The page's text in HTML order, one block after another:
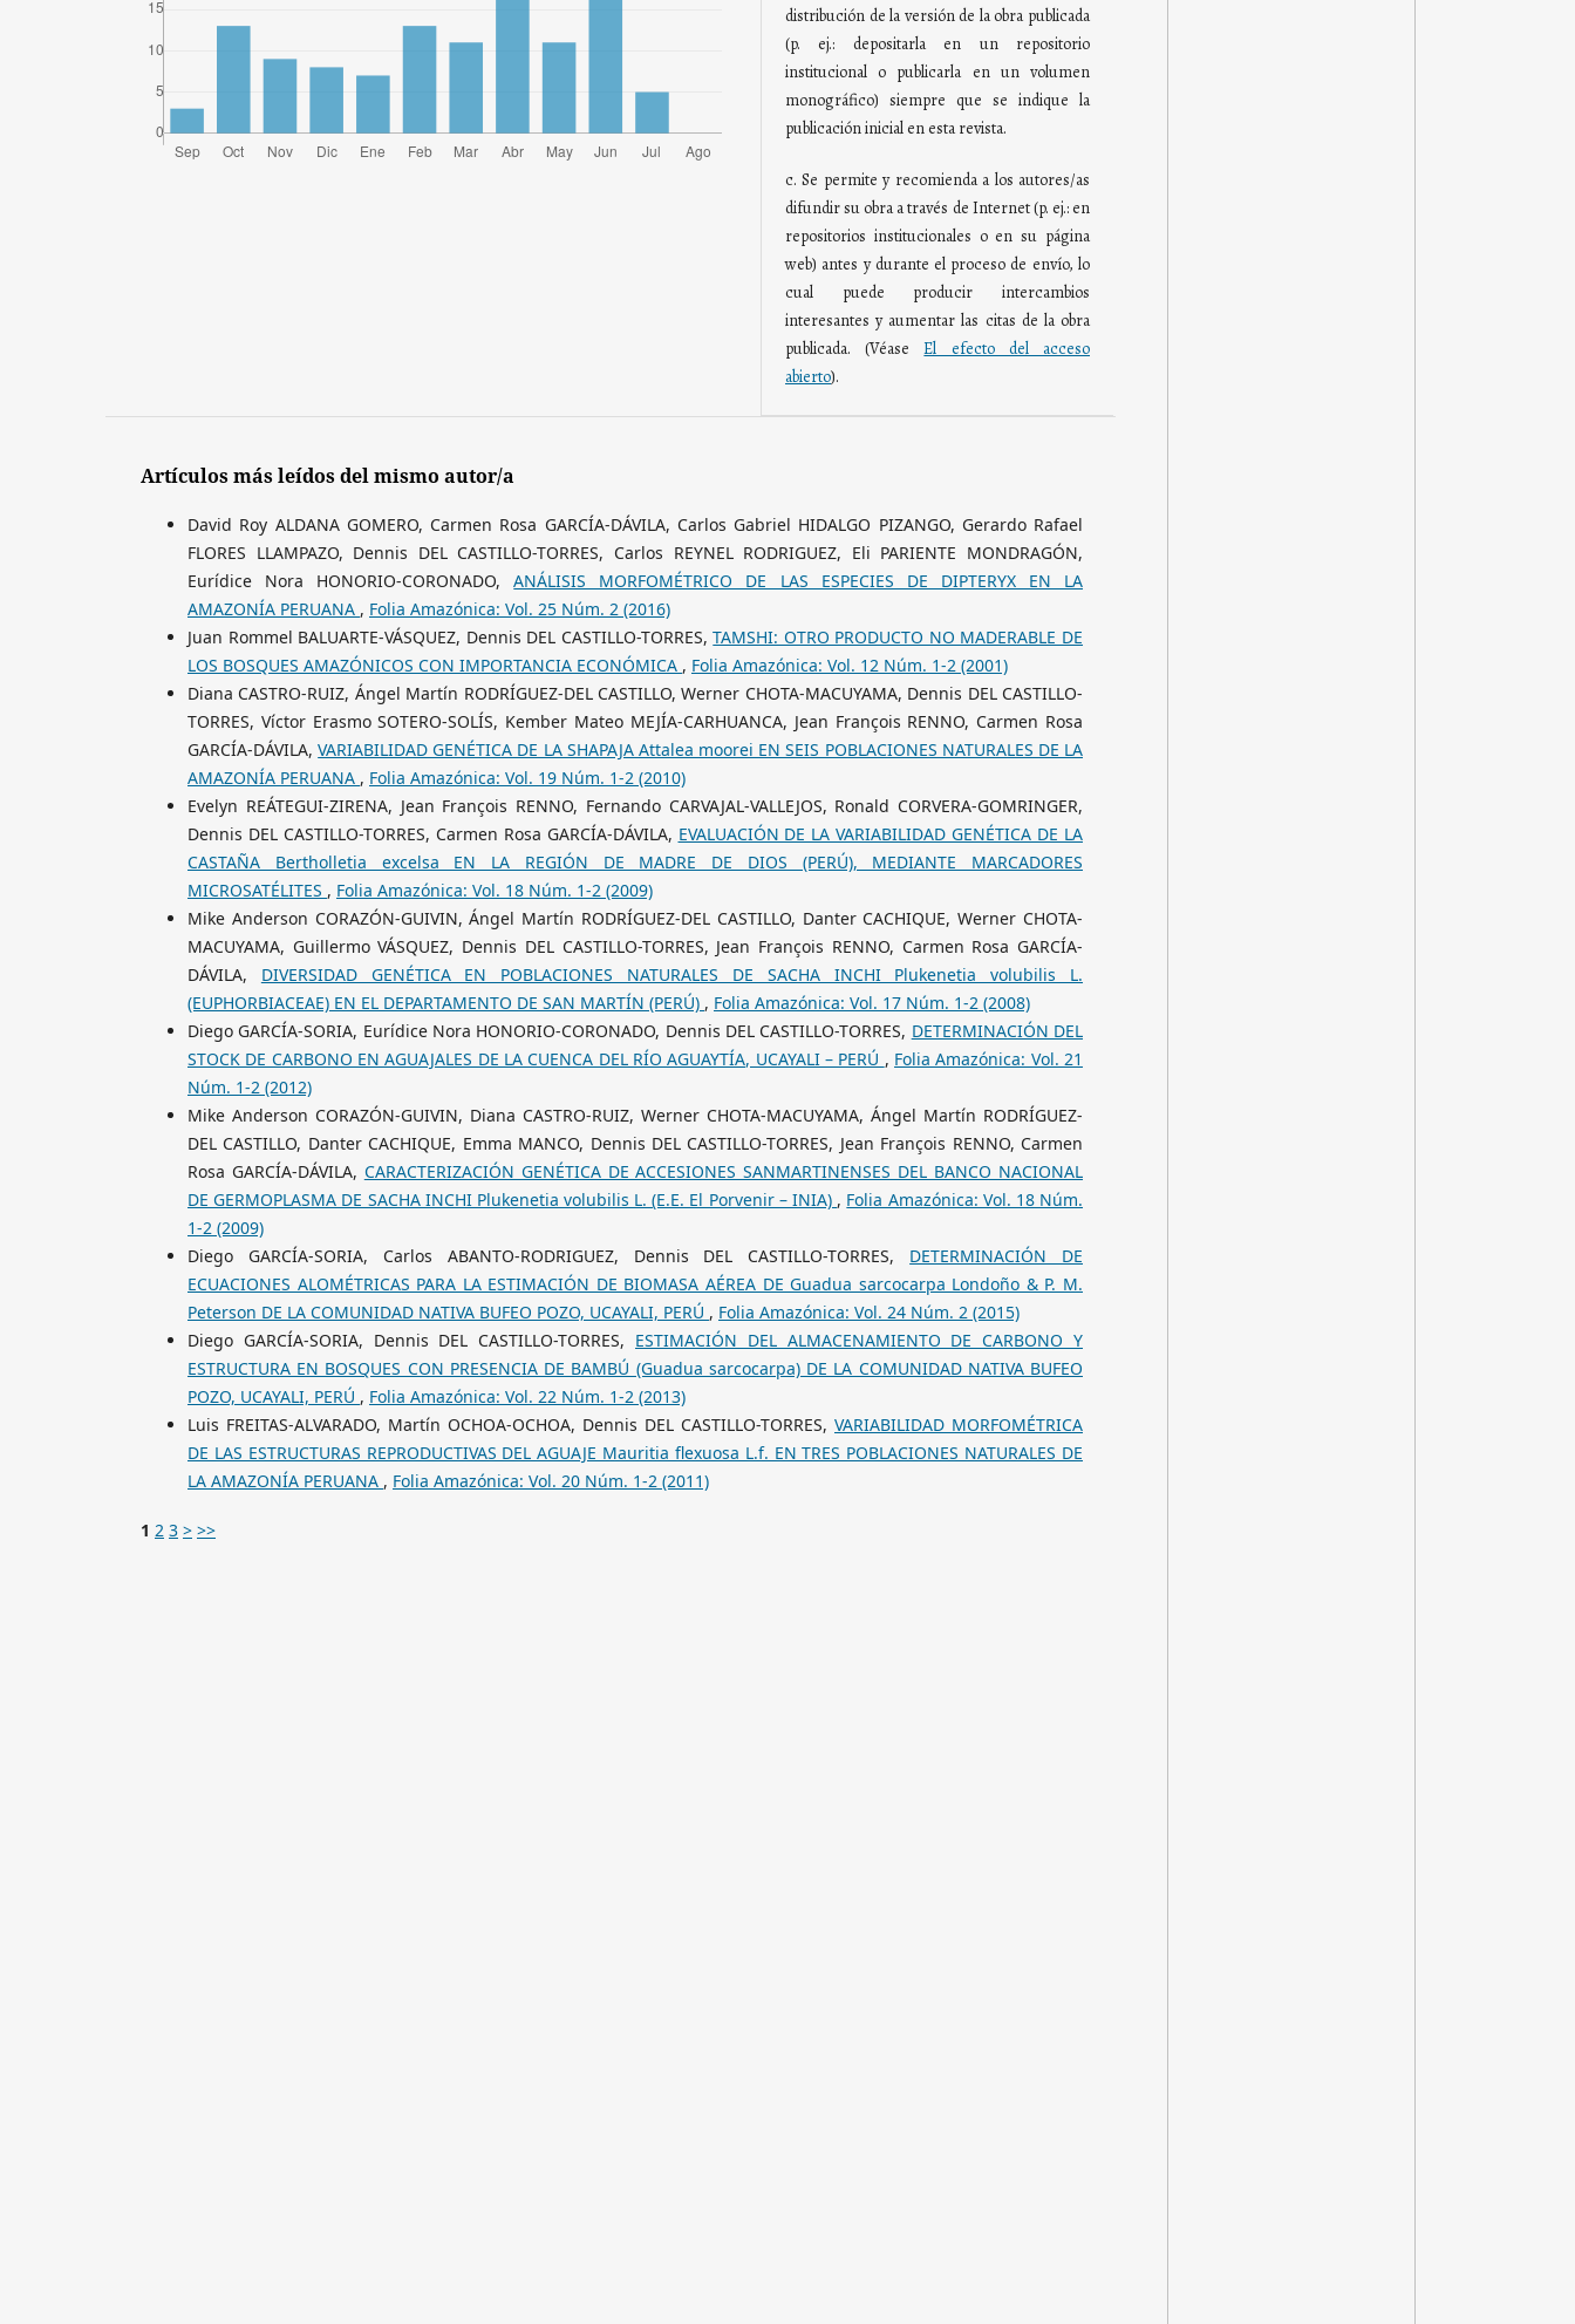
distribución de la versión de la obra publicada
(p. ej.: depositarla en un repositorio
institucional o publicarla en un volumen
monográfico) siempre que se indique la
publicación inicial en esta revista.
c. Se permite y recomienda a los autores/as
difundir su obra a través de Internet (p. ej.: en
repositorios institucionales o en su página
web) antes y durante el proceso de envío, lo
cual puede producir intercambios
interesantes y aumentar las citas de la obra
publicada. (VéaseEl efecto del acceso
abierto).
Artículos más leídos del mismo autor/a
David Roy ALDANA GOMERO, Carmen Rosa GARCÍA-DÁVILA, Carlos Gabriel HIDALGO PIZANGO, Gerardo Rafael
FLORES LLAMPAZO, Dennis DEL CASTILLO-TORRES, Carlos REYNEL RODRIGUEZ, Eli PARIENTE MONDRAGÓN,
Eurídice Nora HONORIO-CORONADO,ANÁLISIS MORFOMÉTRICO DE LAS ESPECIES DE DIPTERYX EN LA
AMAZONÍA PERUANA , Folia Amazónica: Vol. 25 Núm. 2 (2016)
Juan Rommel BALUARTE-VÁSQUEZ, Dennis DEL CASTILLO-TORRES,TAMSHI: OTRO PRODUCTO NO MADERABLE DE
LOS BOSQUES AMAZÓNICOS CON IMPORTANCIA ECONÓMICA , Folia Amazónica: Vol. 12 Núm. 1-2 (2001)
Diana CASTRO-RUIZ, Ángel Martín RODRÍGUEZ-DEL CASTILLO, Werner CHOTA-MACUYAMA, Dennis DEL CASTILLO-
TORRES, Víctor Erasmo SOTERO-SOLÍS, Kember Mateo MEJÍA-CARHUANCA, Jean François RENNO, Carmen Rosa
GARCÍA-DÁVILA,VARIABILIDAD GENÉTICA DE LA SHAPAJA Attalea moorei EN SEIS POBLACIONES NATURALES DE LA
AMAZONÍA PERUANA , Folia Amazónica: Vol. 19 Núm. 1-2 (2010)
Evelyn REÁTEGUI-ZIRENA, Jean François RENNO, Fernando CARVAJAL-VALLEJOS, Ronald CORVERA-GOMRINGER,
Dennis DEL CASTILLO-TORRES, Carmen Rosa GARCÍA-DÁVILA, EVALUACIÓN DE LA VARIABILIDAD GENÉTICA DE LA
CASTAÑA Bertholletia excelsa EN LA REGIÓN DE MADRE DE DIOS (PERÚ), MEDIANTE MARCADORES
MICROSATÉLITES , Folia Amazónica: Vol. 18 Núm. 1-2 (2009)
Mike Anderson CORAZÓN-GUIVIN, Ángel Martín RODRÍGUEZ-DEL CASTILLO, Danter CACHIQUE, Werner CHOTA-
MACUYAMA, Guillermo VÁSQUEZ, Dennis DEL CASTILLO-TORRES, Jean François RENNO, Carmen Rosa GARCÍA-
DÁVILA, DIVERSIDAD GENÉTICA EN POBLACIONES NATURALES DE SACHA INCHI Plukenetia volubilis L.
(EUPHORBIACEAE) EN EL DEPARTAMENTO DE SAN MARTÍN (PERÚ) , Folia Amazónica: Vol. 17 Núm. 1-2 (2008)
Diego GARCÍA-SORIA, Eurídice Nora HONORIO-CORONADO, Dennis DEL CASTILLO-TORRES, DETERMINACIÓN DEL
STOCK DE CARBONO EN AGUAJALES DE LA CUENCA DEL RÍO AGUAYTÍA, UCAYALI – PERÚ , Folia Amazónica: Vol. 21
Núm. 1-2 (2012)
Mike Anderson CORAZÓN-GUIVIN, Diana CASTRO-RUIZ, Werner CHOTA-MACUYAMA, Ángel Martín RODRÍGUEZ-
DEL CASTILLO, Danter CACHIQUE, Emma MANCO, Dennis DEL CASTILLO-TORRES, Jean François RENNO, Carmen
Rosa GARCÍA-DÁVILA, CARACTERIZACIÓN GENÉTICA DE ACCESIONES SANMARTINENSES DEL BANCO NACIONAL
DE GERMOPLASMA DE SACHA INCHI Plukenetia volubilis L. (E.E. El Porvenir – INIA) , Folia Amazónica: Vol. 18 Núm.
1-2 (2009)
Diego GARCÍA-SORIA, Carlos ABANTO-RODRIGUEZ, Dennis DEL CASTILLO-TORRES, DETERMINACIÓN DE
ECUACIONES ALOMÉTRICAS PARA LA ESTIMACIÓN DE BIOMASA AÉREA DE Guadua sarcocarpa Londoño & P. M.
Peterson DE LA COMUNIDAD NATIVA BUFEO POZO, UCAYALI, PERÚ , Folia Amazónica: Vol. 24 Núm. 2 (2015)
Diego GARCÍA-SORIA, Dennis DEL CASTILLO-TORRES, ESTIMACIÓN DEL ALMACENAMIENTO DE CARBONO Y
ESTRUCTURA EN BOSQUES CON PRESENCIA DE BAMBÚ (Guadua sarcocarpa) DE LA COMUNIDAD NATIVA BUFEO
POZO, UCAYALI, PERÚ , Folia Amazónica: Vol. 22 Núm. 1-2 (2013)
Luis FREITAS-ALVARADO, Martín OCHOA-OCHOA, Dennis DEL CASTILLO-TORRES, VARIABILIDAD MORFOMÉTRICA
DE LAS ESTRUCTURAS REPRODUCTIVAS DEL AGUAJE Mauritia flexuosa L.f. EN TRES POBLACIONES NATURALES DE
LA AMAZONÍA PERUANA , Folia Amazónica: Vol. 20 Núm. 1-2 (2011)
1 2 3 > >>